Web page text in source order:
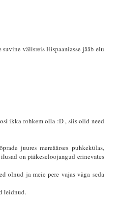
välisreis Hispaaniasse jääb elu
ikka rohkem olla :D , siis olid need
juures mereäärses puhkekülas,
on päikeseloojangud erinevates
olnud ja meie pere vajas väga seda
leidnud.